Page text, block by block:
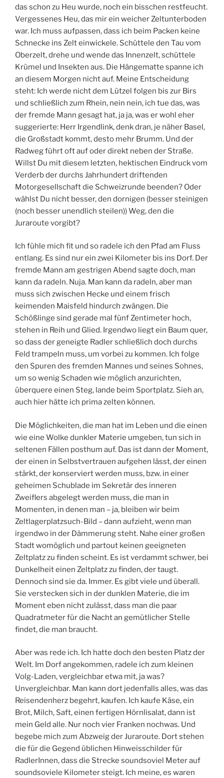
das schon zu Heu wurde, noch ein bisschen restfeucht.
Vergessenes Heu, das mir ein weicher Zeltunterboden
war. Ich muss aufpassen, dass ich beim Packen keine
Schnecke ins Zelt einwickele. Schüttele den Tau vom
Oberzelt, drehe und wende das Innenzelt, schüttele
Krümel und Insekten aus. Die Hängematte spanne ich
an diesem Morgen nicht auf. Meine Entscheidung
steht: Ich werde nicht dem Lützel folgen bis zur Birs
und schließlich zum Rhein, nein nein, ich tue das, was
der fremde Mann gesagt hat, ja ja, was er wohl eher
suggerierte: Herr Irgendlink, denk dran, je näher Basel,
die Großstadt kommt, desto mehr Brumm. Und der
Radweg führt oft auf oder direkt neben der Straße.
Willst Du mit diesem letzten, hektischen Eindruck vom
Verderb der durchs Jahrhundert driftenden
Motorgesellschaft die Schweizrunde beenden? Oder
wählst Du nicht besser, den dornigen (besser steinigen
(noch besser unendlich steilen)) Weg, den die
Juraroute vorgibt?
Ich fühle mich fit und so radele ich den Pfad am Fluss
entlang. Es sind nur ein zwei Kilometer bis ins Dorf. Der
fremde Mann am gestrigen Abend sagte doch, man
kann da radeln. Nuja. Man kann da radeln, aber man
muss sich zwischen Hecke und einem frisch
keimenden Maisfeld hindurch zwängen. Die
Schößlinge sind gerade mal fünf Zentimeter hoch,
stehen in Reih und Glied. Irgendwo liegt ein Baum quer,
so dass der geneigte Radler schließlich doch durchs
Feld trampeln muss, um vorbei zu kommen. Ich folge
den Spuren des fremden Mannes und seines Sohnes,
um so wenig Schaden wie möglich anzurichten,
überquere einen Steg, lande beim Sportplatz. Sieh an,
auch hier hätte ich prima zelten können.
Die Möglichkeiten, die man hat im Leben und die einen
wie eine Wolke dunkler Materie umgeben, tun sich in
seltenen Fällen posthum auf. Das ist dann der Moment,
der einen in Selbstvertrauen aufgehen lässt, der einen
stärkt, der konserviert werden muss, bzw. in einer
geheimen Schublade im Sekretär des inneren
Zweiflers abgelegt werden muss, die man in
Momenten, in denen man – ja, bleiben wir beim
Zeltlagerplatzsuch-Bild – dann aufzieht, wenn man
irgendwo in der Dämmerung steht. Nahe einer großen
Stadt womöglich und partout keinen geeigneten
Zeltplatz zu finden scheint. Es ist verdammt schwer, bei
Dunkelheit einen Zeltplatz zu finden, der taugt.
Dennoch sind sie da. Immer. Es gibt viele und überall.
Sie verstecken sich in der dunklen Materie, die im
Moment eben nicht zulässt, dass man die paar
Quadratmeter für die Nacht an gemütlicher Stelle
findet, die man braucht.
Aber was rede ich. Ich hatte doch den besten Platz der
Welt. Im Dorf angekommen, radele ich zum kleinen
Volg-Laden, vergleichbar etwa mit, ja was?
Unvergleichbar. Man kann dort jedenfalls alles, was das
Reisendenherz begehrt, kaufen. Ich kaufe Käse, ein
Brot, Milch, Saft, einen fertigen Hörnlisalat, dann ist
mein Geld alle. Nur noch vier Franken nochwas. Und
begebe mich zum Abzweig der Juraroute. Dort stehen
die für die Gegend üblichen Hinweisschilder für
RadlerInnen, dass die Strecke soundsoviel Meter auf
soundsoviele Kilometer steigt. Ich meine, es waren